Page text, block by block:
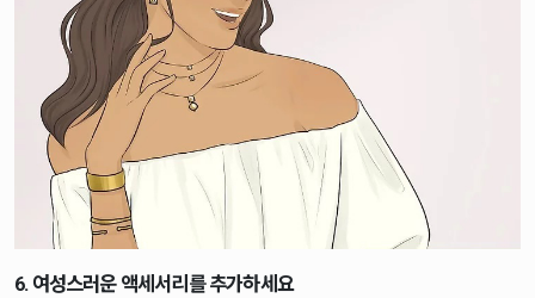
6. 여성스러운 액세서리를 추가하세요